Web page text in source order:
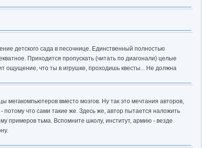
детского сада в песочнице. Единственный полностью
Приходится пропускать (читать по диагонали) целые
ощущение, что ты в игрушке, проходишь квесты... Не должна
мегакомпьютеров вместо мозгов. Ну так это мечтания авторов,
что сами такие же. Здесь же, автор пытается наложить
примеров тьма. Вспомните школу, институт, армию - везде